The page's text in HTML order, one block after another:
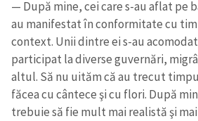
— După mine, cei care s-au aflat pe
au manifestat în conformitate cu
context. Unii dintre ei s-au
participat la diverse guvernări,
altul. Să nu uităm că au trecut
făcea cu cântece şi cu flori. După
trebuie să fie mult mai realistă şi